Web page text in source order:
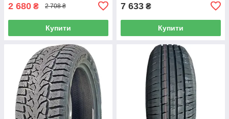
2 680 ₴ 2 708 ₴
Купити
7 633 ₴
Купити